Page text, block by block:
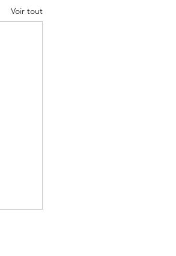
Voir tout